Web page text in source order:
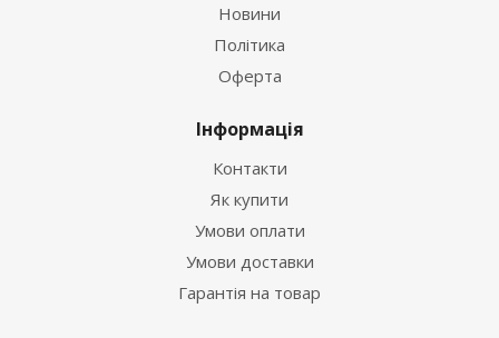
Новини
Політика
Оферта
Інформація
Контакти
Як купити
Умови оплати
Умови доставки
Гарантія на товар